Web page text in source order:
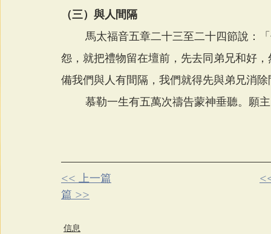
（三）與人間隔
怨，就把禮物留在壇前，先去同弟兄和好
備我們與人有間隔，我們就得先與弟兄消
慕勒一生有五萬次禱告蒙神垂聽
<< 上一篇
篇 >>
信息